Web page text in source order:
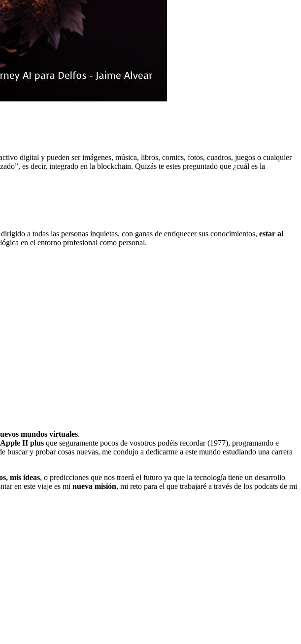
digital y pueden ser imágenes, música, libros, comics, fotos, cuadros, juegos o cualquier
es decir, integrado en la blockchain. Quizás te estes preguntado que ¿cuál es la
a todas las personas inquietas, con ganas de enriquecer sus conocimientos, estar al
en el entorno profesional como personal.
mundos virtuales.
Apple II plus que seguramente pocos de vosotros podéis recordar (1977), programando e
buscar y probar cosas nuevas, me condujo a dedicarme a este mundo estudiando una carrera
mis ideas, o predicciones que nos traerá el futuro ya que la tecnología tiene un desarrollo
en este viaje es mi nueva misión, mi reto para el que trabajaré a través de los podcats de mi